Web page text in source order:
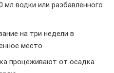
мл водки или разбавленного
на три недели в
место.
процеживают от осадка